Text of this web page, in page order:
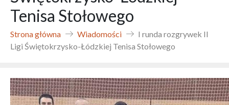
Tenisa Stołowego
Strona główna Wiadomości
I runda rozgrywek II
Ligi Świętokrzysko-Łódzkiej Tenisa Stołowego